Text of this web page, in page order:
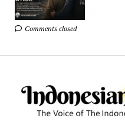
Comments closed